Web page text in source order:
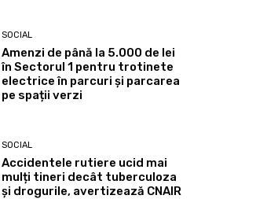
SOCIAL
Amenzi de până la 5.000 de lei
în Sectorul 1 pentru trotinete
electrice în parcuri și parcarea
pe spații verzi
SOCIAL
Accidentele rutiere ucid mai
mulți tineri decât tuberculoza
și drogurile, avertizează CNAIR